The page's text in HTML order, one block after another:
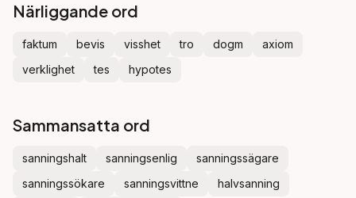
Närliggande ord
faktum bevis visshet tro dogm
axiom
verklighet
tes hypotes
Sammansatta ord
sanningshalt sanningsenlig
sanningssägare
sanningssökare
sanningsvittne
halvsanning